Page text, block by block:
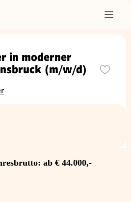
in moderner
(m/w/d)
ab € 44.000,-